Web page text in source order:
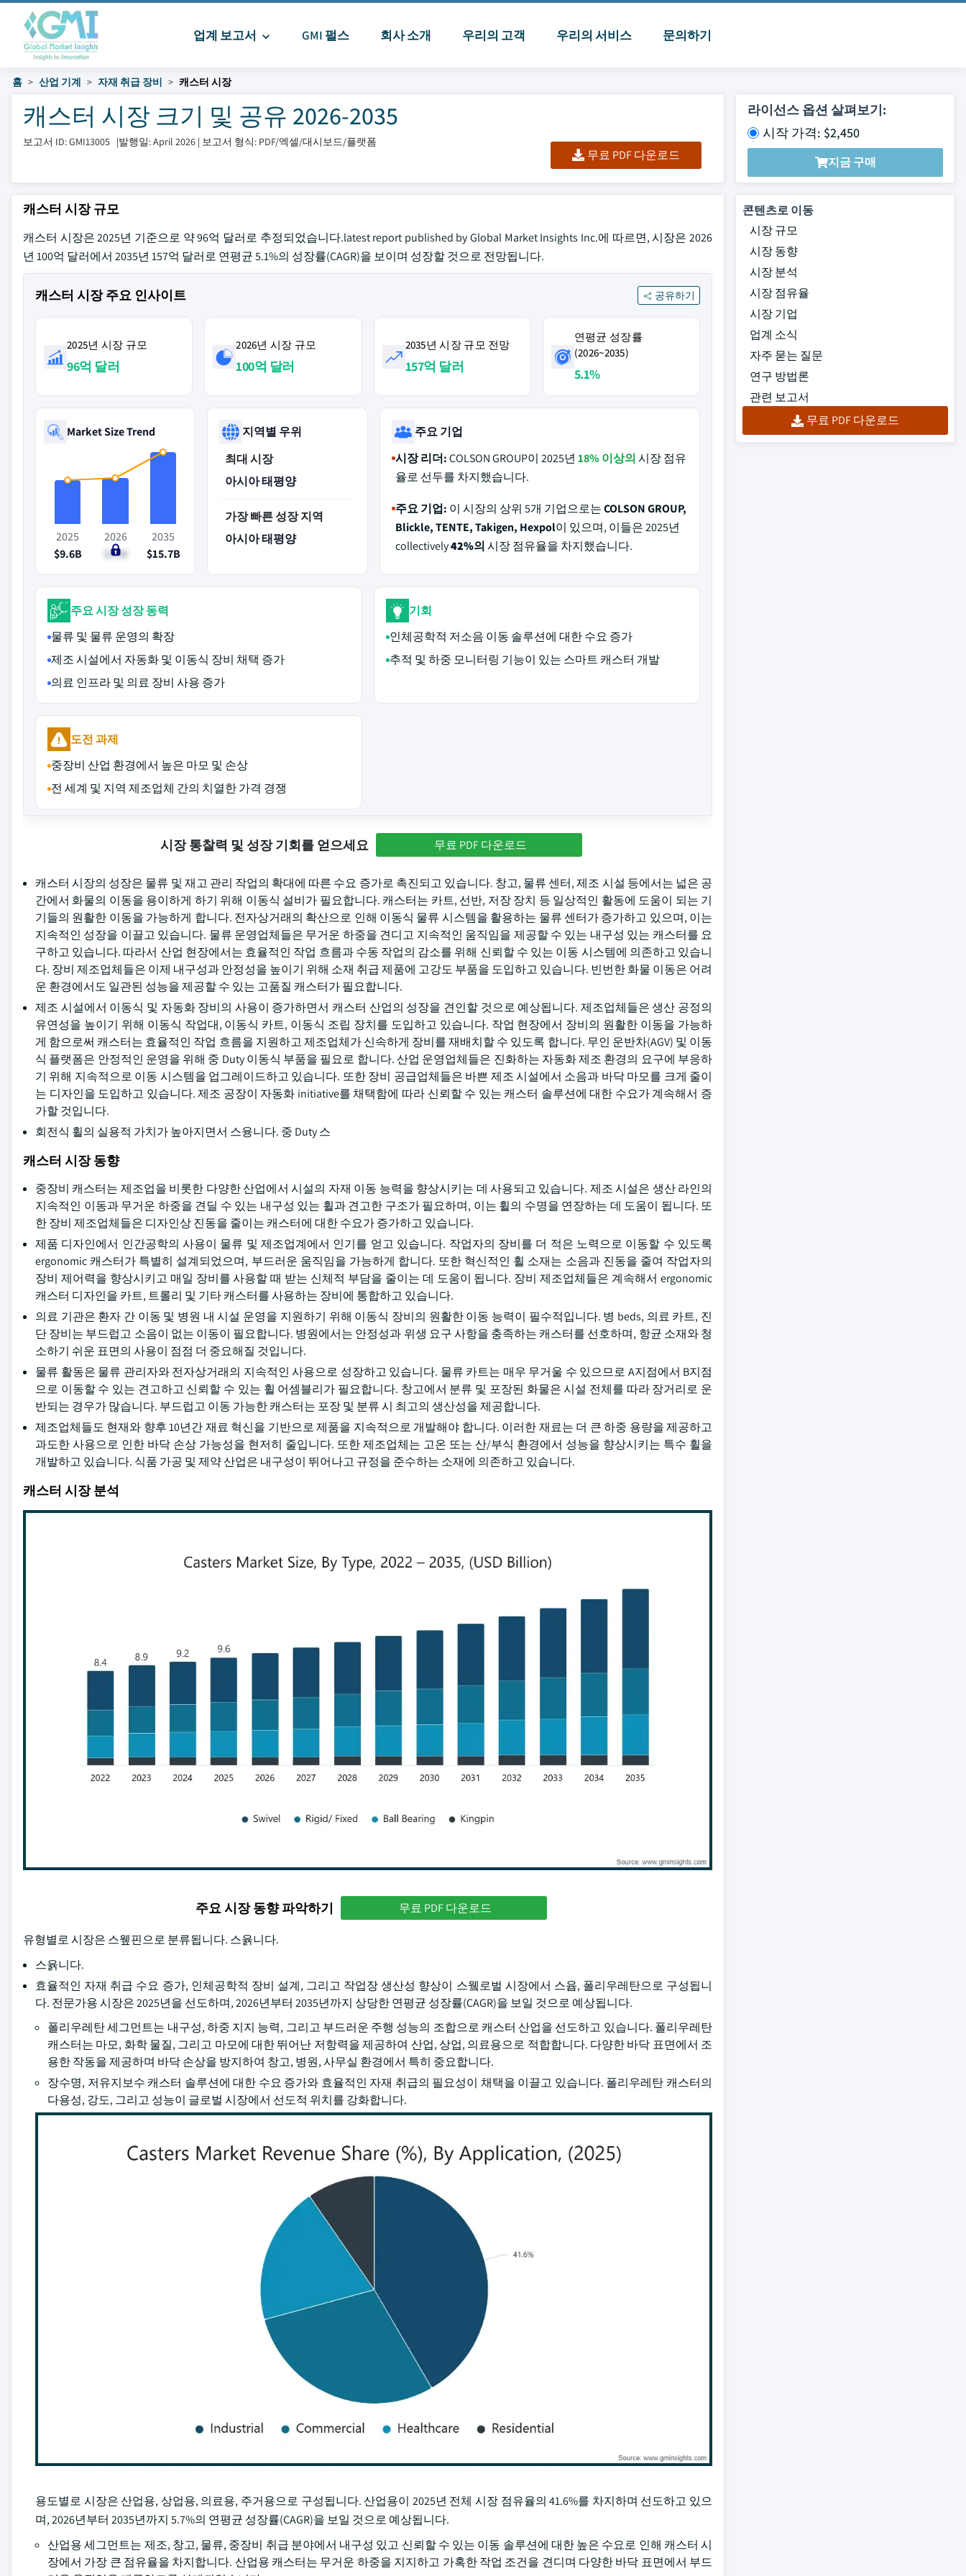
업계 보고서 GMI 펄스 회사 소개 우리의 고객 우리의 서비스 문의하기
홈 산업 기계 자재 취급 장비 캐스터 시장
캐스터 시장 크기 및 공유 2026-2035
보고서 ID: GMI13005 |발행일: April 2026 | 보고서 형식: PDF/엑셀/대시보드/플랫폼
무료 PDF 다운로드
라이선스 옵션 살펴보기:
시작 가격: $2,450
지금 구매
캐스터 시장 규모
캐스터 시장은 2025년 기준으로 약 96억 달러로 추정되었습니다.latest report published by Global Market Insights Inc.에 따르면, 시장은 2026
년 100억 달러에서 2035년 157억 달러로 연평균 5.1%의 성장률(CAGR)을 보이며 성장할 것으로 전망됩니다.
캐스터 시장 주요 인사이트 공유하기
2025년 시장 규모
96억 달러
2026년 시장 규모
100억 달러
2035년 시장 규모 전망
157억 달러
연평균 성장률
(2026~2035)
5.1%
Market Size Trend
2025
$9.6B
2026
$10B
2035
$15.7B
지역별 우위
최대 시장
아시아 태평양
가장 빠른 성장 지역
아시아 태평양
주요 기업
시장 리더:COLSON GROUP이 2025년 18% 이상의 시장 점유
율로 선두를 차지했습니다.
주요 기업: 이 시장의 상위 5개 기업으로는COLSON GROUP,
Blickle, TENTE, Takigen, Hexpol이 있으며, 이들은 2025년
collectively42%의 시장 점유율을 차지했습니다.
주요 시장 성장 동력
물류 및 물류 운영의 확장
제조 시설에서 자동화 및 이동식 장비 채택 증가
의료 인프라 및 의료 장비 사용 증가
기회
인체공학적 저소음 이동 솔루션에 대한 수요 증가
추적 및 하중 모니터링 기능이 있는 스마트 캐스터 개발
도전 과제
중장비 산업 환경에서 높은 마모 및 손상
전 세계 및 지역 제조업체 간의 치열한 가격 경쟁
시장 통찰력 및 성장 기회를 얻으세요 무료 PDF 다운로드
캐스터 시장의 성장은 물류 및 재고 관리 작업의 확대에 따른 수요 증가로 촉진되고 있습니다. 창고, 물류 센터, 제조 시설 등에서는 넓은 공
간에서 화물의 이동을 용이하게 하기 위해 이동식 설비가 필요합니다. 캐스터는 카트, 선반, 저장 장치 등 일상적인 활동에 도움이 되는 기
기들의 원활한 이동을 가능하게 합니다. 전자상거래의 확산으로 인해 이동식 물류 시스템을 활용하는 물류 센터가 증가하고 있으며, 이는
지속적인 성장을 이끌고 있습니다. 물류 운영업체들은 무거운 하중을 견디고 지속적인 움직임을 제공할 수 있는 내구성 있는 캐스터를 요
구하고 있습니다. 따라서 산업 현장에서는 효율적인 작업 흐름과 수동 작업의 감소를 위해 신뢰할 수 있는 이동 시스템에 의존하고 있습니
다. 장비 제조업체들은 이제 내구성과 안정성을 높이기 위해 소재 취급 제품에 고강도 부품을 도입하고 있습니다. 빈번한 화물 이동은 어려
운 환경에서도 일관된 성능을 제공할 수 있는 고품질 캐스터가 필요합니다.
제조 시설에서 이동식 및 자동화 장비의 사용이 증가하면서 캐스터 산업의 성장을 견인할 것으로 예상됩니다. 제조업체들은 생산 공정의
유연성을 높이기 위해 이동식 작업대, 이동식 카트, 이동식 조립 장치를 도입하고 있습니다. 작업 현장에서 장비의 원활한 이동을 가능하
게 함으로써 캐스터는 효율적인 작업 흐름을 지원하고 제조업체가 신속하게 장비를 재배치할 수 있도록 합니다. 무인 운반차(AGV) 및 이동
식 플랫폼은 안정적인 운영을 위해 중 Duty 이동식 부품을 필요로 합니다. 산업 운영업체들은 진화하는 자동화 제조 환경의 요구에 부응하
기 위해 지속적으로 이동 시스템을 업그레이드하고 있습니다. 또한 장비 공급업체들은 바쁜 제조 시설에서 소음과 바닥 마모를 크게 줄이
는 디자인을 도입하고 있습니다. 제조 공장이 자동화 initiative를 채택함에 따라 신뢰할 수 있는 캐스터 솔루션에 대한 수요가 계속해서 증
가할 것입니다.
회전식 휠의 실용적 가치가 높아지면서 스융니다. 중 Duty 스
캐스터 시장 동향
중장비 캐스터는 제조업을 비롯한 다양한 산업에서 시설의 자재 이동 능력을 향상시키는 데 사용되고 있습니다. 제조 시설은 생산 라인의
지속적인 이동과 무거운 하중을 견딜 수 있는 내구성 있는 휠과 견고한 구조가 필요하며, 이는 휠의 수명을 연장하는 데 도움이 됩니다. 또
한 장비 제조업체들은 디자인상 진동을 줄이는 캐스터에 대한 수요가 증가하고 있습니다.
제품 디자인에서 인간공학의 사용이 물류 및 제조업계에서 인기를 얻고 있습니다. 작업자의 장비를 더 적은 노력으로 이동할 수 있도록
ergonomic 캐스터가 특별히 설계되었으며, 부드러운 움직임을 가능하게 합니다. 또한 혁신적인 휠 소재는 소음과 진동을 줄여 작업자의
장비 제어력을 향상시키고 매일 장비를 사용할 때 받는 신체적 부담을 줄이는 데 도움이 됩니다. 장비 제조업체들은 계속해서 ergonomic
캐스터 디자인을 카트, 트롤리 및 기타 캐스터를 사용하는 장비에 통합하고 있습니다.
의료 기관은 환자 간 이동 및 병원 내 시설 운영을 지원하기 위해 이동식 장비의 원활한 이동 능력이 필수적입니다. 병 beds, 의료 카트, 진
단 장비는 부드럽고 소음이 없는 이동이 필요합니다. 병원에서는 안정성과 위생 요구 사항을 충족하는 캐스터를 선호하며, 항균 소재와 청
소하기 쉬운 표면의 사용이 점점 더 중요해질 것입니다.
물류 활동은 물류 관리자와 전자상거래의 지속적인 사용으로 성장하고 있습니다. 물류 카트는 매우 무거울 수 있으므로 A지점에서 B지점
으로 이동할 수 있는 견고하고 신뢰할 수 있는 휠 어셈블리가 필요합니다. 창고에서 분류 및 포장된 화물은 시설 전체를 따라 장거리로 운
반되는 경우가 많습니다. 부드럽고 이동 가능한 캐스터는 포장 및 분류 시 최고의 생산성을 제공합니다.
제조업체들도 현재와 향후 10년간 재료 혁신을 기반으로 제품을 지속적으로 개발해야 합니다. 이러한 재료는 더 큰 하중 용량을 제공하고
과도한 사용으로 인한 바닥 손상 가능성을 현저히 줄입니다. 또한 제조업체는 고온 또는 산/부식 환경에서 성능을 향상시키는 특수 휠을
개발하고 있습니다. 식품 가공 및 제약 산업은 내구성이 뛰어나고 규정을 준수하는 소재에 의존하고 있습니다.
캐스터 시장 분석
주요 시장 동향 파악하기 무료 PDF 다운로드
유형별로 시장은 스윂핀으로 분류됩니다. 스윩니다.
스윩니다.
효율적인 자재 취급 수요 증가, 인체공학적 장비 설계, 그리고 작업장 생산성 향상이 스윀로벌 시장에서 스윱, 폴리우레탄으로 구성됩니
다. 전문가용 시장은 2025년을 선도하며, 2026년부터 2035년까지 상당한 연평균 성장률(CAGR)을 보일 것으로 예상됩니다.
폴리우레탄 세그먼트는 내구성, 하중 지지 능력, 그리고 부드러운 주행 성능의 조합으로 캐스터 산업을 선도하고 있습니다. 폴리우레탄
캐스터는 마모, 화학 물질, 그리고 마모에 대한 뛰어난 저항력을 제공하여 산업, 상업, 의료용으로 적합합니다. 다양한 바닥 표면에서 조
용한 작동을 제공하며 바닥 손상을 방지하여 창고, 병원, 사무실 환경에서 특히 중요합니다.
장수명, 저유지보수 캐스터 솔루션에 대한 수요 증가와 효율적인 자재 취급의 필요성이 채택을 이끌고 있습니다. 폴리우레탄 캐스터의
다용성, 강도, 그리고 성능이 글로벌 시장에서 선도적 위치를 강화합니다.
용도별로 시장은 산업용, 상업용, 의료용, 주거용으로 구성됩니다. 산업용이 2025년 전체 시장 점유율의 41.6%를 차지하며 선도하고 있으
며, 2026년부터 2035년까지 5.7%의 연평균 성장률(CAGR)을 보일 것으로 예상됩니다.
산업용 세그먼트는 제조, 창고, 물류, 중장비 취급 분야에서 내구성 있고 신뢰할 수 있는 이동 솔루션에 대한 높은 수요로 인해 캐스터 시
장에서 가장 큰 점유율을 차지합니다. 산업용 캐스터는 무거운 하중을 지지하고 가혹한 작업 조건을 견디며 다양한 바닥 표면에서 부드
콘텐츠로 이동
시장 규모
시장 동향
시장 분석
시장 점유율
시장 기업
업계 소식
자주 묻는 질문
연구 방법론
관련 보고서
무료 PDF 다운로드